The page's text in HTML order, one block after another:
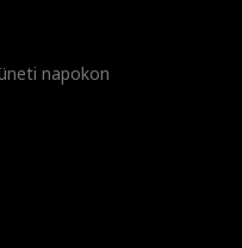
napokon